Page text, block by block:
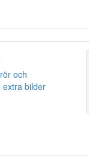
och
extra bilder